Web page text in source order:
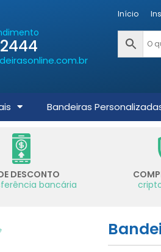
Início
Bandeiras
DESCONTO
bancária